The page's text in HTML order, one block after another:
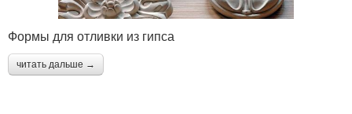
Формы для отливки из гипса
читать дальше →